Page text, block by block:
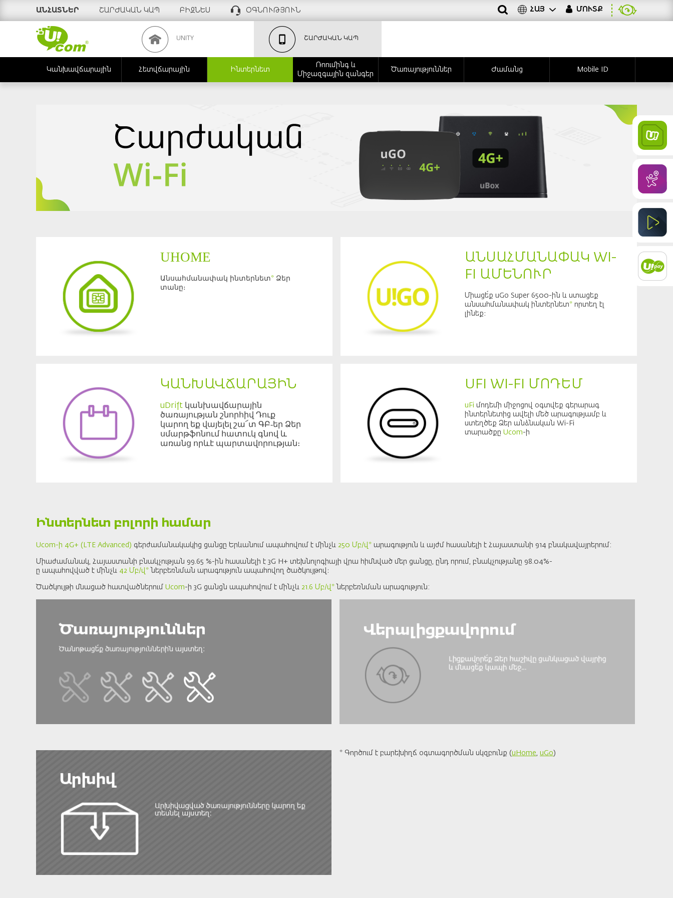
ԱՆՀԱՏՆԵՐ ՇԱՐԺԱԿԱՆ ԿԱՊ ԲԻԶՆԵՍ ՕԳՆՈՒԹՅՈՒՆ ՀԱՅ ՄՈՒՏՔ
UNITY ՇԱՐԺԱԿԱՆ ԿԱՊ
Կանխավճարային Հետվճարային Ինտերնետ
Ռոումինգ և
Միջազգային զանգեր
Ծառայություններ Ժամանց Mobile ID
UHOME
Անսահմանափակ ինտերնետ* Ձեր
տանը։
ԱՆՍԱՀՄԱՆԱՓԱԿ WI-
FI ԱՄԵՆՈՒՐ
Միացե՛ք uGo Super 6500-ին և ստացեք
անսահմանափակ ինտերնետ* որտեղ էլ
լինեք։
ԿԱՆԽԱՎՃԱՐԱՅԻՆ
uDrift կանխավճարային
ծառայության շնորհիվ Դուք
կարող եք վայելել շա՜տ ԳԲ-եր Ձեր
սմարթֆոնում հատուկ գնով և
առանց որևէ պարտավորության։
UFI WI-FI ՄՈԴԵՄ
uFi մոդեմի միջոցով օգտվեք գերարագ
ինտերնետից ավելի մեծ արագությամբ և
ստեղծեք Ձեր անձնական Wi-Fi
տարածքը Ucom-ի
Ինտերնետ բոլորի համար
Ucom-ի 4G+ (LTE Advanced) գերժամանակակից ցանցը Երևանում ապահովում է մինչև 250 Մբ/վ* արագություն և այժմ հասանելի է Հայաստանի 914 բնակավայրերում:
Միաժամանակ, Հայաստանի բնակչության 99.65 %-ին հասանելի է 3G H+ տեխնոլոգիայի վրա հիմնված մեր ցանցը, ընդ որում, բնակչությանը 98.04%-
ը ապահովված է մինչև 42 Մբ/վ* ներբեռնման արագություն ապահովող ծածկույթով։
Ծածկույթի մնացած հատվածներում Ucom-ի 3G ցանցն ապահովում է մինչև 21.6 Մբ/վ* ներբեռնման արագություն:
* Գործում է բարեխիղճ օգտագործման սկզբունք (uHome, uGo)